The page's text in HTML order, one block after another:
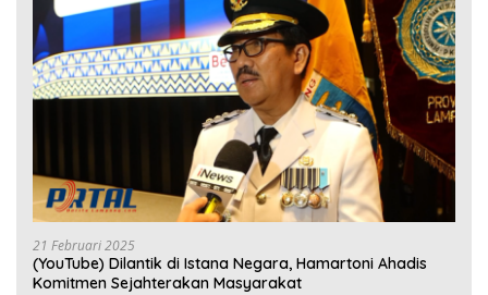
21 Februari 2025
(YouTube) Dilantik di Istana Negara, Hamartoni Ahadis
Komitmen Sejahterakan Masyarakat